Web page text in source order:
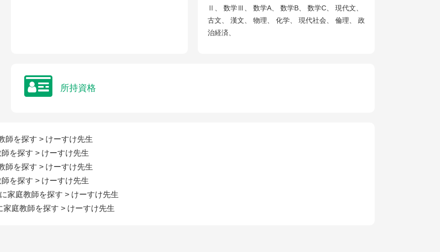
Ⅱ、 数学Ⅲ、 数学A、 数学B、 数学C、 現代文、
古文、 漢文、 物理、 化学、 現代社会、 倫理、 政
治経済、
所持資格
師を探す > けーすけ先生
を探す > けーすけ先生
師を探す > けーすけ先生
を探す > けーすけ先生
家庭教師を探す > けーすけ先生
家庭教師を探す > けーすけ先生